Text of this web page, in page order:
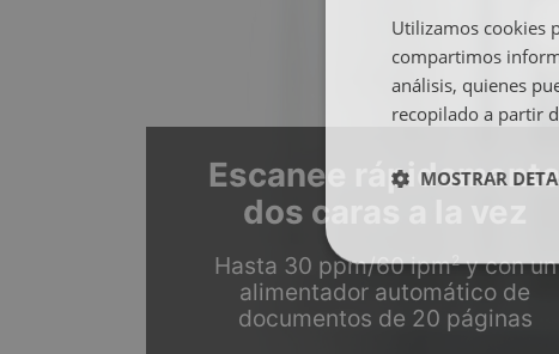
Escanee
dos caras a la vez
Hasta 30 ppm/60 ipm2y con un
alimentador automático de
documentos de 20 páginas
Utilizamos cookies
compartimos
análisis, quienes
recopilado a partir
MOSTRAR